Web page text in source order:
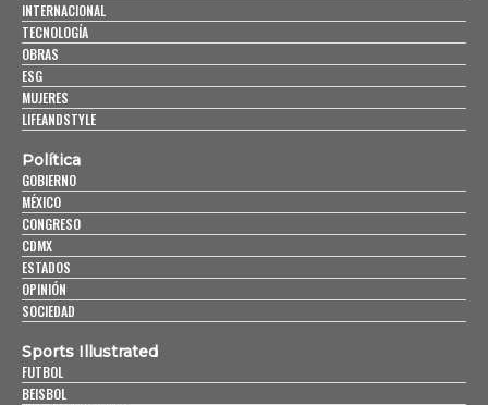
INTERNACIONAL
TECNOLOGÍA
OBRAS
ESG
MUJERES
LIFEANDSTYLE
Política
GOBIERNO
MÉXICO
CONGRESO
CDMX
ESTADOS
OPINIÓN
SOCIEDAD
Sports Illustrated
FUTBOL
BEISBOL